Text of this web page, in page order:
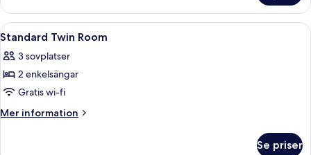
Quad
Room
Öppna
alla
foton
för
Standard
Twin
Ett hotellrum med två sängar, ett
1
Standard Twin Room
3 sovplatser
2 enkelsängar
Gratis wi-fi
Mer information
Mer
Se priser